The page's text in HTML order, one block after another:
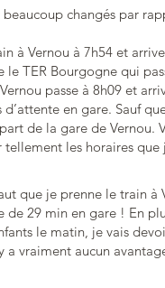
changés par
à Vernou à 7h54 et
le TER Bourgogne qui
passe à 8h09 et
en gare. Sauf
de la gare de Vernou.
tellement les horaires
que je prenne le train à
de 29 min en gare ! En
le matin, je vais
vraiment aucun